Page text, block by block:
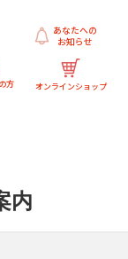
方 オンラインショップ
あなたへの
お知らせ
内